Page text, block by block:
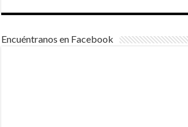
Encuéntranos en Facebook